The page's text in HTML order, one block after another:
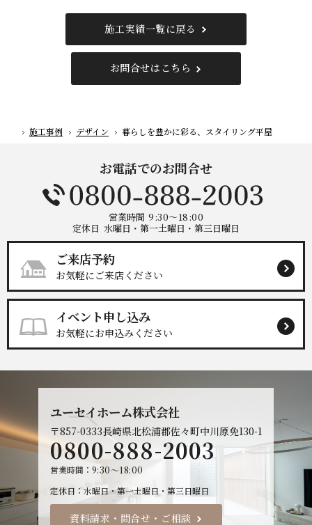
施工実績一覧に戻る
お問合せはこちら
ホーム
施工事例 デザイン 暮らしを豊かに彩る、スタイリング平屋
お電話でのお問合せ
営業時間 9:30～18:00
定休日 水曜日・第一土曜日・第三日曜日
ご来店予約
お気軽にご来店ください
イベント申し込み
お気軽にお申込みください
ユーセイホーム株式会社
〒857-0333長崎県北松浦郡佐々町中川原免130-1
0800-888-2003
営業時間
9:30～18:00
定休日
水曜日・第一土曜日・第三日曜日
資料請求・問合せ・ご相談